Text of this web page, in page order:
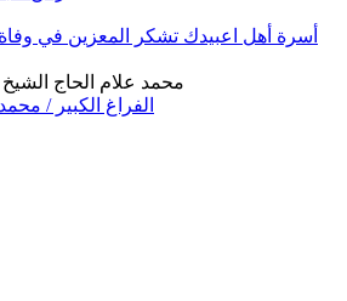
أسرة أهل اعبيدك تشكر المعزين في
الفراغ الكبير /